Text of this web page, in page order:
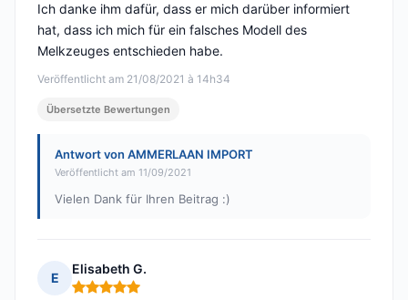
Veröffentlicht am 21/08/2021 à 14h34
Ich danke ihm dafür, dass er mich darüber informiert
hat, dass ich mich für ein falsches Modell des
Melkzeuges entschieden habe.
Übersetzte Bewertungen
Antwort von AMMERLAAN IMPORT
Veröffentlicht am 11/09/2021
Vielen Dank für Ihren Beitrag :)
E
Elisabeth G.
Hinweis: 5 von 5